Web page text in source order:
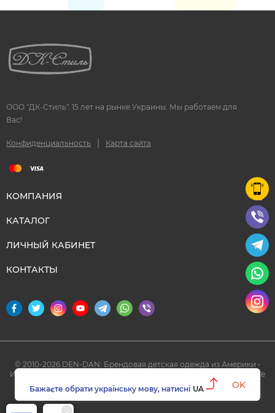
ООО "ДК-Стиль". 15 лет на рынке Украины. Мы работаем для
Вас!
Конфиденциальность | Карта сайта
КОМПАНИЯ
КАТАЛОГ
ЛИЧНЫЙ КАБИНЕТ
КОНТАКТЫ
© 2010-2026 DEN-DAN: Брендовая детская одежда из Америки •
Италии • Канады ‣ Официальный партнер Deux par Deux в Украине
Бажаєте обрати українську мову, натисні UA OK